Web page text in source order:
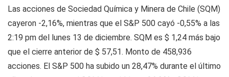
Las acciones de Sociedad Química y Minera de Chile (SQM)
cayeron -2,16%, mientras que el S&P 500 cayó -0,55% a las
2:19 pm del lunes 13 de diciembre. SQM es $ 1,24 más bajo
que el cierre anterior de $ 57,51. Monto de 458,936
acciones. El S&P 500 ha subido un 28,47% durante el último